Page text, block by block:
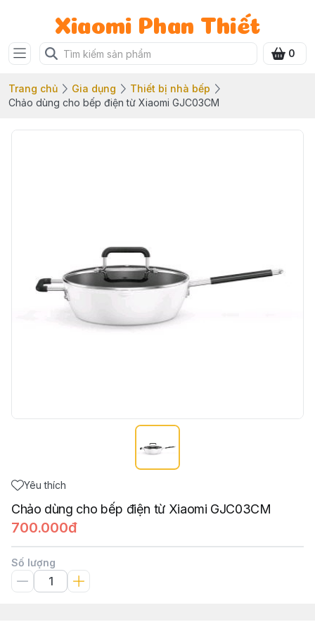
Xiaomi Phan Thiết
0
Trang chủ Gia dụng
Thiết bị nhà bếp
Chảo dùng cho bếp điện từ Xiaomi GJC03CM
Yêu thích
Chảo dùng cho bếp điện từ Xiaomi GJC03CM
700.000đ
Số lượng